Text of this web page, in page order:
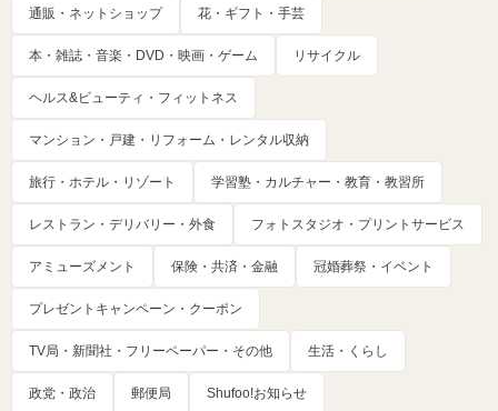
通販・ネットショップ 花・ギフト・手芸
本・雑誌・音楽・DVD・映画・ゲーム リサイクル
ヘルス&ビューティ・フィットネス
マンション・戸建・リフォーム・レンタル収納
旅行・ホテル・リゾート 学習塾・カルチャー・教育・教習所
レストラン・デリバリー・外食 フォトスタジオ・プリントサービス
アミューズメント 保険・共済・金融 冠婚葬祭・イベント
プレゼントキャンペーン・クーポン
TV局・新聞社・フリーペーパー・その他 生活・くらし
政党・政治 郵便局 Shufoo!お知らせ